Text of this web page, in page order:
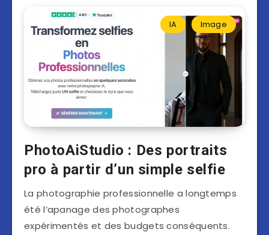
IA Image
PhotoAiStudio : Des portraits
pro à partir d’un simple selfie
La photographie professionnelle a longtemps
été l’apanage des photographes
expérimentés et des budgets conséquents.